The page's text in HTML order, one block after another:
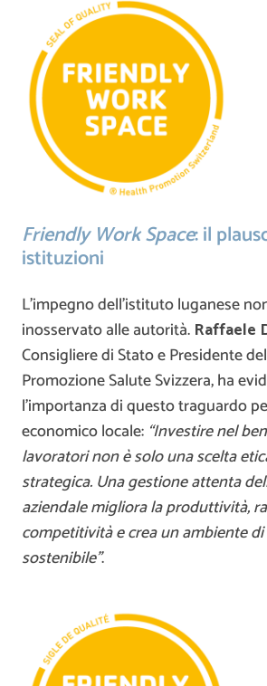
Friendly Work Space: il
istituzioni
L’impegno dell’istituto luganese
inosservato alle autorità. Raffaele
Consigliere di Stato e Presidente
Promozione Salute Svizzera, ha
l’importanza di questo traguardo
economico locale: “Investire nel
lavoratori non è solo una scelta
strategica. Una gestione attenta
aziendale migliora la produttività,
competitività e crea un ambiente
sostenibile”.